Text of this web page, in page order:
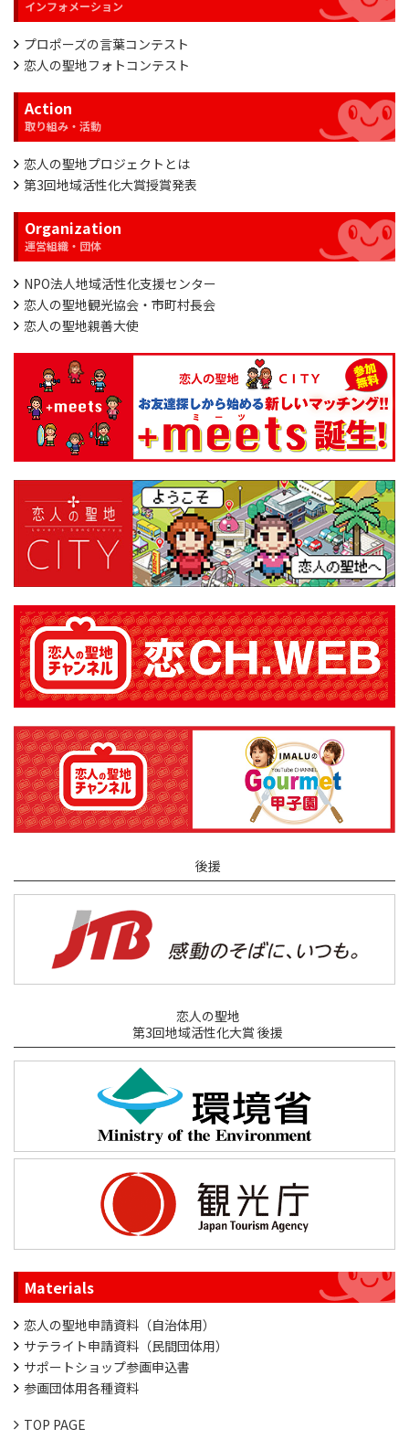
プロポーズの言葉コンテスト
恋人の聖地フォトコンテスト
Action
恋人の聖地プロジェクトとは
第3回地域活性化大賞授賞発表
Organization
NPO法人地域活性化支援センター
恋人の聖地観光協会・市町村長会
恋人の聖地親善大使
後援
恋人の聖地
第3回地域活性化大賞 後援
Materials
恋人の聖地申請資料（自治体用）
サテライト申請資料（民間団体用）
サポートショップ参画申込書
参画団体用各種資料
TOP PAGE